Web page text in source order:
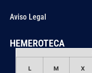
Aviso Legal
HEMEROTECA
L M X